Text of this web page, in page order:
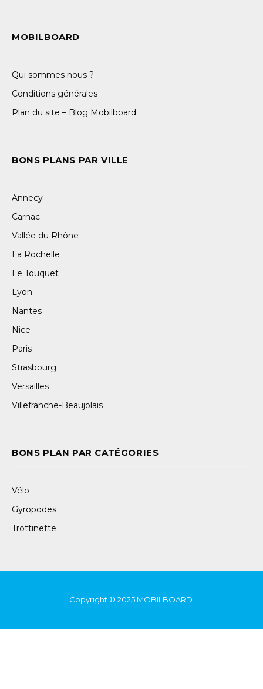
MOBILBOARD
Qui sommes nous ?
Conditions générales
Plan du site – Blog Mobilboard
BONS PLANS PAR VILLE
Annecy
Carnac
Vallée du Rhône
La Rochelle
Le Touquet
Lyon
Nantes
Nice
Paris
Strasbourg
Versailles
Villefranche-Beaujolais
BONS PLAN PAR CATÉGORIES
Vélo
Gyropodes
Trottinette
Copyright © 2025 MOBILBOARD